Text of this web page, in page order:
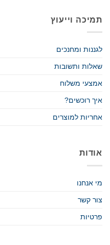
תמיכה וייעוץ
לגננות ומחנכים
שאלות ותשובות
אמצעי משלוח
איך רוכשים?
אחריות למוצרים
אודות
מי אנחנו
צור קשר
פרטיות